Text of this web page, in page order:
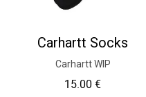
Carhartt Socks
Carhartt WIP
15.00 €